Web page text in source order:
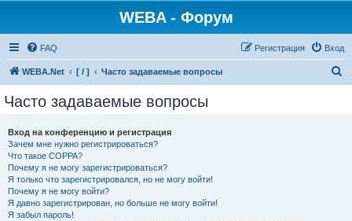
WEBA - Форум
FAQ Вход
Регистрация
WEBA.Net [ / ] Часто задаваемые вопросы
Часто задаваемые вопросы
Вход на конференцию и регистрация
Зачем мне нужно регистрироваться?
Что такое COPPA?
Почему я не могу зарегистрироваться?
Я только что зарегистрировался, но не могу войти!
Почему я не могу войти?
Я давно зарегистрирован, но больше не могу войти!
Я забыл пароль!